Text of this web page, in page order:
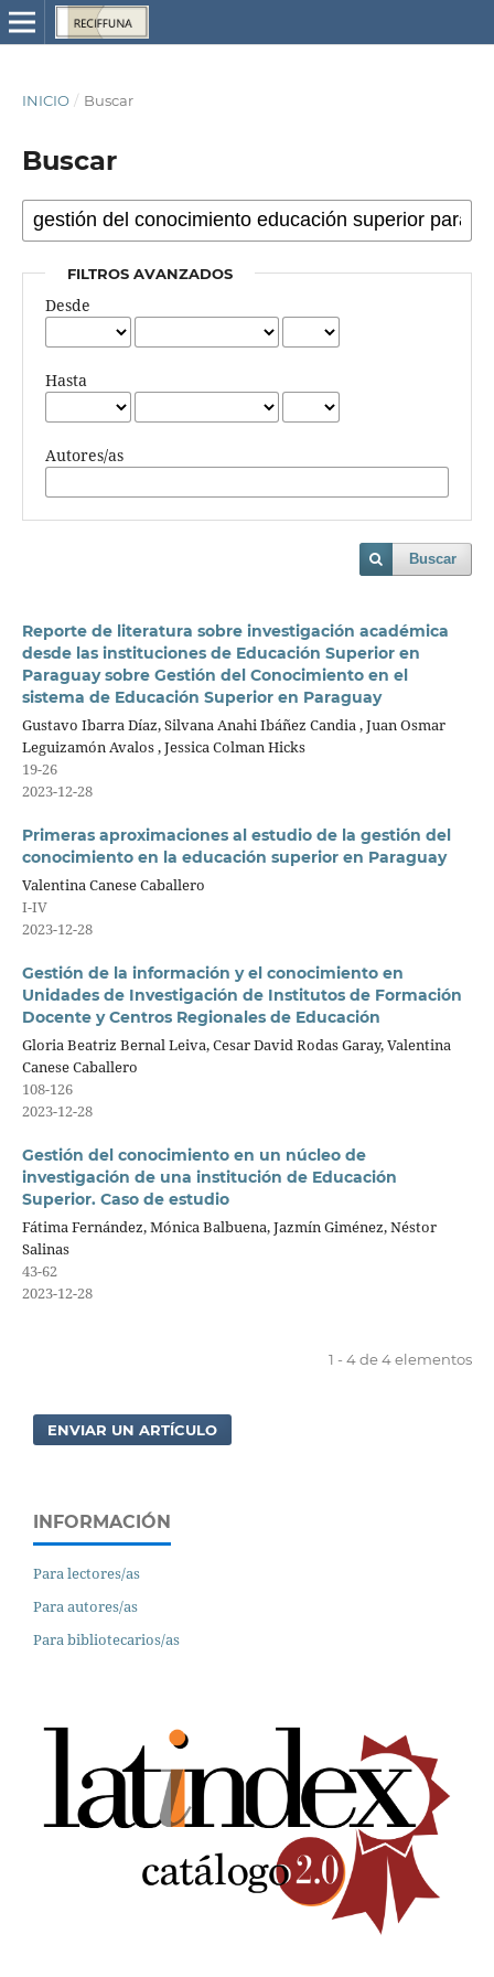
INICIO / Buscar
Buscar
FILTROS AVANZADOS
Desde
Hasta
Autores/as
Buscar
Reporte de literatura sobre investigación académica
desde las instituciones de Educación Superior en
Paraguay sobre Gestión del Conocimiento en el
sistema de Educación Superior en Paraguay
Gustavo Ibarra Díaz, Silvana Anahi Ibáñez Candia , Juan Osmar
Leguizamón Avalos , Jessica Colman Hicks
19-26
2023-12-28
Primeras aproximaciones al estudio de la gestión del
conocimiento en la educación superior en Paraguay
Valentina Canese Caballero
I-IV
2023-12-28
Gestión de la información y el conocimiento en
Unidades de Investigación de Institutos de Formación
Docente y Centros Regionales de Educación
Gloria Beatriz Bernal Leiva, Cesar David Rodas Garay, Valentina
Canese Caballero
108-126
2023-12-28
Gestión del conocimiento en un núcleo de
investigación de una institución de Educación
Superior. Caso de estudio
Fátima Fernández, Mónica Balbuena, Jazmín Giménez, Néstor
Salinas
43-62
2023-12-28
1 - 4 de 4 elementos
ENVIAR UN ARTÍCULO
INFORMACIÓN
Para lectores/as
Para autores/as
Para bibliotecarios/as